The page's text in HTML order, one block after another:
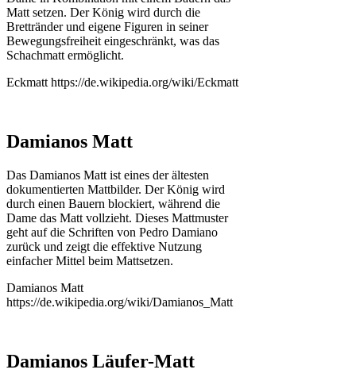
Matt setzen. Der König wird durch die
Brettränder und eigene Figuren in seiner
Bewegungsfreiheit eingeschränkt, was das
Schachmatt ermöglicht.
Eckmatt https://de.wikipedia.org/wiki/Eckmatt
Damianos Matt
Das Damianos Matt ist eines der ältesten
dokumentierten Mattbilder. Der König wird
durch einen Bauern blockiert, während die
Dame das Matt vollzieht. Dieses Mattmuster
geht auf die Schriften von Pedro Damiano
zurück und zeigt die effektive Nutzung
einfacher Mittel beim Mattsetzen.
Damianos Matt
https://de.wikipedia.org/wiki/Damianos_Matt
Damianos Läufer-Matt